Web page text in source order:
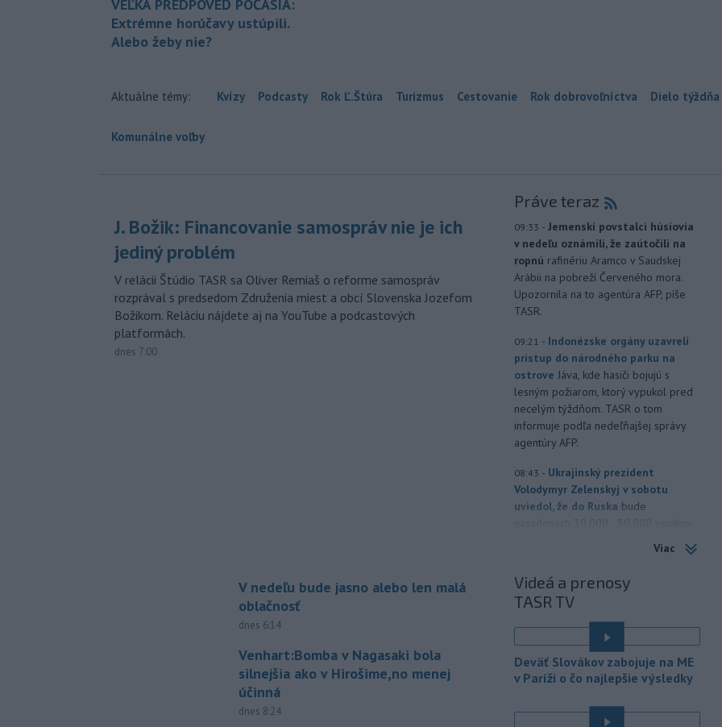
VEĽKÁ PREDPOVEĎ POČASIA:
Extrémne horúčavy ustúpili.
Alebo žeby nie?
Aktuálne témy: Kvízy Podcasty Rok Ľ.Štúra Turizmus Cestovanie Rok dobrovoľníctva Dielo týždňa
Komunálne voľby
J. Božik: Financovanie samospráv nie je ich
jediný problém
V relácii Štúdio TASR sa Oliver Remiaš o reforme samospráv
rozprával s predsedom Združenia miest a obcí Slovenska Jozefom
Božikom. Reláciu nájdete aj na YouTube a podcastových
platformách.
dnes 7:00
V nedeľu bude jasno alebo len malá
oblačnosť
dnes 6:14
Venhart:Bomba v Nagasaki bola
silnejšia ako v Hirošime,no menej
účinná
dnes 8:24
Práve teraz
09:33 - Jemenskí povstalci húsíovia
v nedeľu oznámili, že zaútočili na
ropnú rafinériu Aramco v Saudskej
Arábii na pobreží Červeného mora.
Upozornila na to agentúra AFP, píše
TASR.
09:21 - Indonézske orgány uzavreli
prístup do národného parku na
ostrove Jáva, kde hasiči bojujú s
lesným požiarom, ktorý vypukol pred
necelým týždňom. TASR o tom
informuje podľa nedeľňajšej správy
agentúry AFP.
08:43 - Ukrajinský prezident
Volodymyr Zelenskyj v sobotu
uviedol, že do Ruska bude
zo Severnej Kórey. Pchjongjang podľa
jeho slov „študuje túto vojnu“ medzi
Ruskom a Ukrajinou a mohol by
predstavovať hrozbu pre ázijské
krajiny.
Pri výbuchu jadrovej bomby v
japonskom meste Nagasaki 9.
augusta 1945 zomrelo
bezprostredne približne 39.000 ľudí,
do konca roka potom podľa odhadov
až okolo 60.000-80.000. V rozhovore
Viac
Videá a prenosy
TASR TV
Deväť Slovákov zabojuje na ME
v Paríži o čo najlepšie výsledky